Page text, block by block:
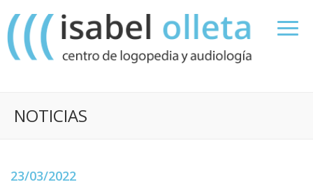
NOTICIAS
23/03/2022